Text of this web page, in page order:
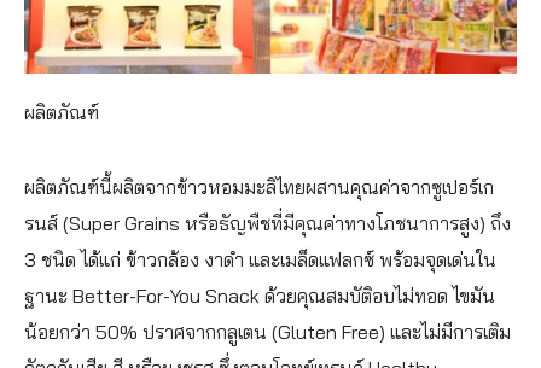
ผลิตภัณฑ์
ผลิตภัณฑ์นี้ผลิตจากข้าวหอมมะลิไทยผสานคุณค่าจากซูเปอร์เก
รนส์ (Super Grains หรือธัญพืชที่มีคุณค่าทางโภชนาการสูง) ถึง
3 ชนิด ได้แก่ ข้าวกล้อง งาดำ และเมล็ดแฟลกซ์ พร้อมจุดเด่นใน
ฐานะ Better-For-You Snack ด้วยคุณสมบัติอบไม่ทอด ไขมัน
น้อยกว่า 50% ปราศจากกลูเตน (Gluten Free) และไม่มีการเติม